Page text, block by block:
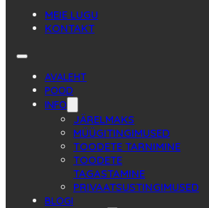
MEIE LUGU
KONTAKT
AVALEHT
POOD
INFO
JÄRELMAKS
MÜÜGITINGIMUSED
TOODETE TARNIMINE
TOODETE
TAGASTAMINE
PRIVAATSUSTINGIMUSED
BLOGI